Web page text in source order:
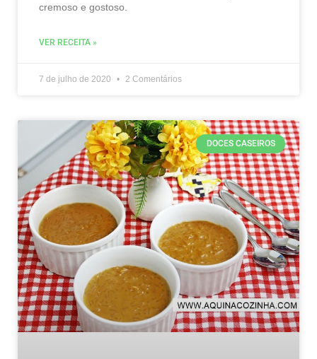
cremoso e gostoso.
VER RECEITA »
7 de julho de 2020 2 Comentários
DOCES CASEIROS